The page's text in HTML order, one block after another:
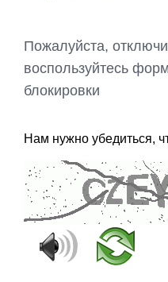
Пожалуйста,
воспользуйтесь
блокировки
Нам нужно убедиться,